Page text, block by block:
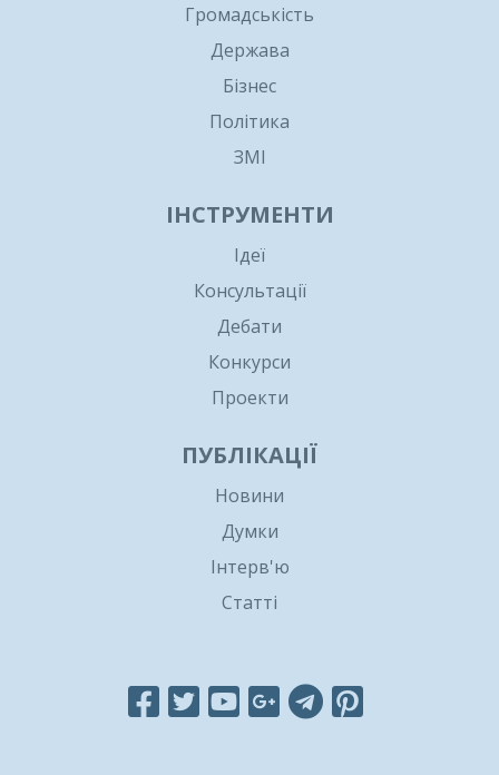
Громадськість
Держава
Бізнес
Політика
ЗМІ
ІНСТРУМЕНТИ
Ідеї
Консультації
Дебати
Конкурси
Проекти
ПУБЛІКАЦІЇ
Новини
Думки
Інтерв'ю
Статті